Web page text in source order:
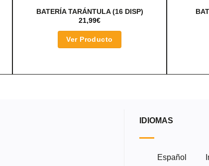
BATERÍA TARÁNTULA (16 DISP)
21,99€
Ver Producto
IDIOMAS
Español